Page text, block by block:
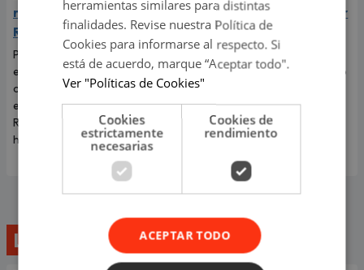
ruptura con Korina
Rivadeneira
Por primera vez, el
exintegrante de Combate
contó cómo realmente afrontó
el fin de su relación con Korina
Rivadeneira, madre de sus dos
hijos.
‘Esto es guerra’ tras caer
de 8 metros de altura
El incidente que preocupó a
todos los televidentes de 'Esto
es guerra' ocurrió en pleno
programa en vivo.
Lo último
herramientas similares para distintas
finalidades. Revise nuestra Política de
Cookies para informarse al respecto. Si
está de acuerdo, marque “Aceptar todo".
Ver "Políticas de Cookies"
Cookies
estrictamente
necesarias
Cookies de
rendimiento
ACEPTAR TODO